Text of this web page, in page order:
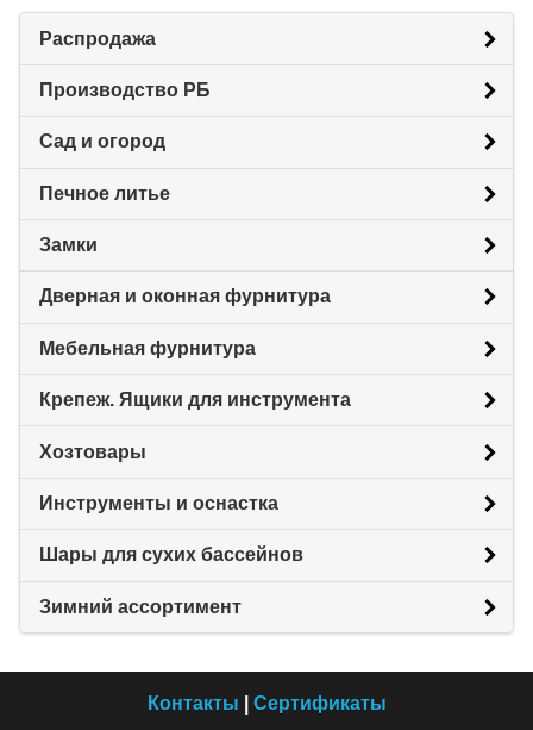
Распродажа
Производство РБ
Сад и огород
Печное литье
Замки
Дверная и оконная фурнитура
Мебельная фурнитура
Крепеж. Ящики для инструмента
Хозтовары
Инструменты и оснастка
Шары для сухих бассейнов
Зимний ассортимент
Контакты Сертификаты